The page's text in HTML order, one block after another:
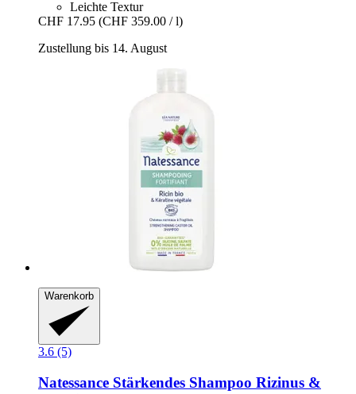
Leichte Textur
CHF 17.95 (CHF 359.00 / l)
Zustellung bis 14. August
Warenkorb
3.6 (5)
Natessance Stärkendes Shampoo Rizinus &